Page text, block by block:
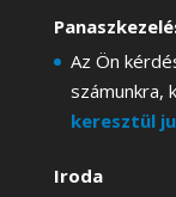
Az Ön
számunkra,
keresztül
Iroda